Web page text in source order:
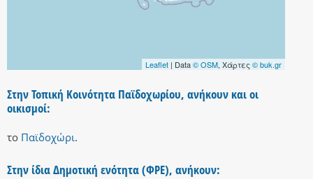
Leaflet | Data© OSM, Χάρτες © buk.gr
Στην Τοπική Κοινότητα Παϊδοχωρίου, ανήκουν και οι
οικισμοί:
το Παϊδοχώρι.
Στην ίδια Δημοτική ενότητα (ΦΡΕ), ανήκουν: